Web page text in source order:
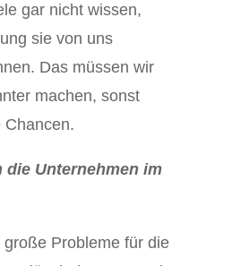
gar nicht wissen,
sie von uns
Das müssen wir
machen, sonst
Chancen.
die Unternehmen im
Probleme für die